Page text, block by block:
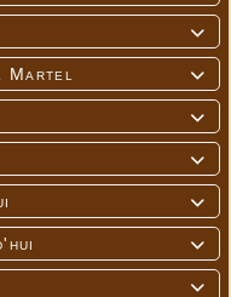


Martel




